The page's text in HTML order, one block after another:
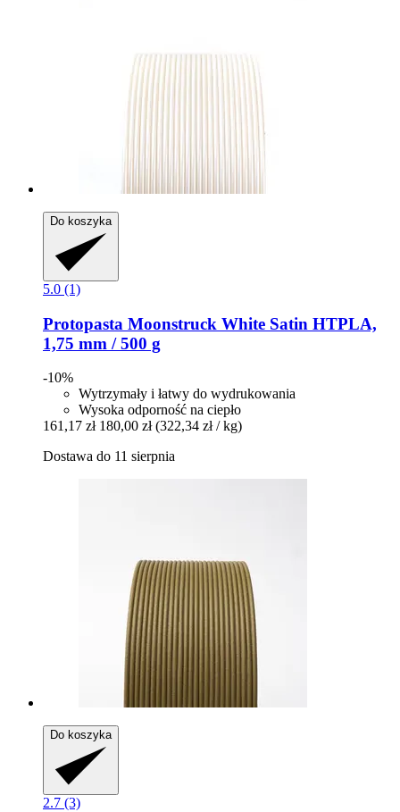
Do koszyka
5.0 (1)
Protopasta Moonstruck White Satin HTPLA,
1,75 mm / 500 g
-10%
Wytrzymały i łatwy do wydrukowania
Wysoka odporność na ciepło
161,17 zł 180,00 zł (322,34 zł / kg)
Dostawa do 11 sierpnia
Do koszyka
2.7 (3)